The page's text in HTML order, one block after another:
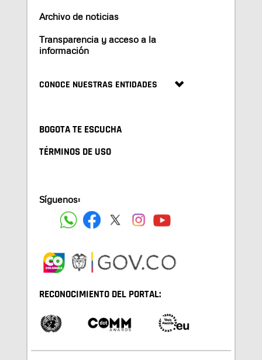
Archivo de noticias
Transparencia y acceso a la
información
CONOCE NUESTRAS ENTIDADES
BOGOTA TE ESCUCHA
TÉRMINOS DE USO
Síguenos:
RECONOCIMIENTO DEL PORTAL: